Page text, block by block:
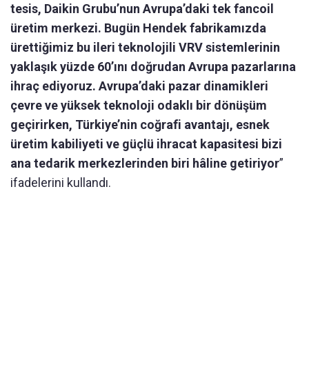
tesis, Daikin Grubu’nun Avrupa’daki tek fancoil
üretim merkezi. Bugün Hendek fabrikamızda
ürettiğimiz bu ileri teknolojili VRV sistemlerinin
yaklaşık yüzde 60’ını doğrudan Avrupa pazarlarına
ihraç ediyoruz. Avrupa’daki pazar dinamikleri
çevre ve yüksek teknoloji odaklı bir dönüşüm
geçirirken, Türkiye’nin coğrafi avantajı, esnek
üretim kabiliyeti ve güçlü ihracat kapasitesi bizi
ana tedarik merkezlerinden biri hâline getiriyor”
ifadelerini kullandı.